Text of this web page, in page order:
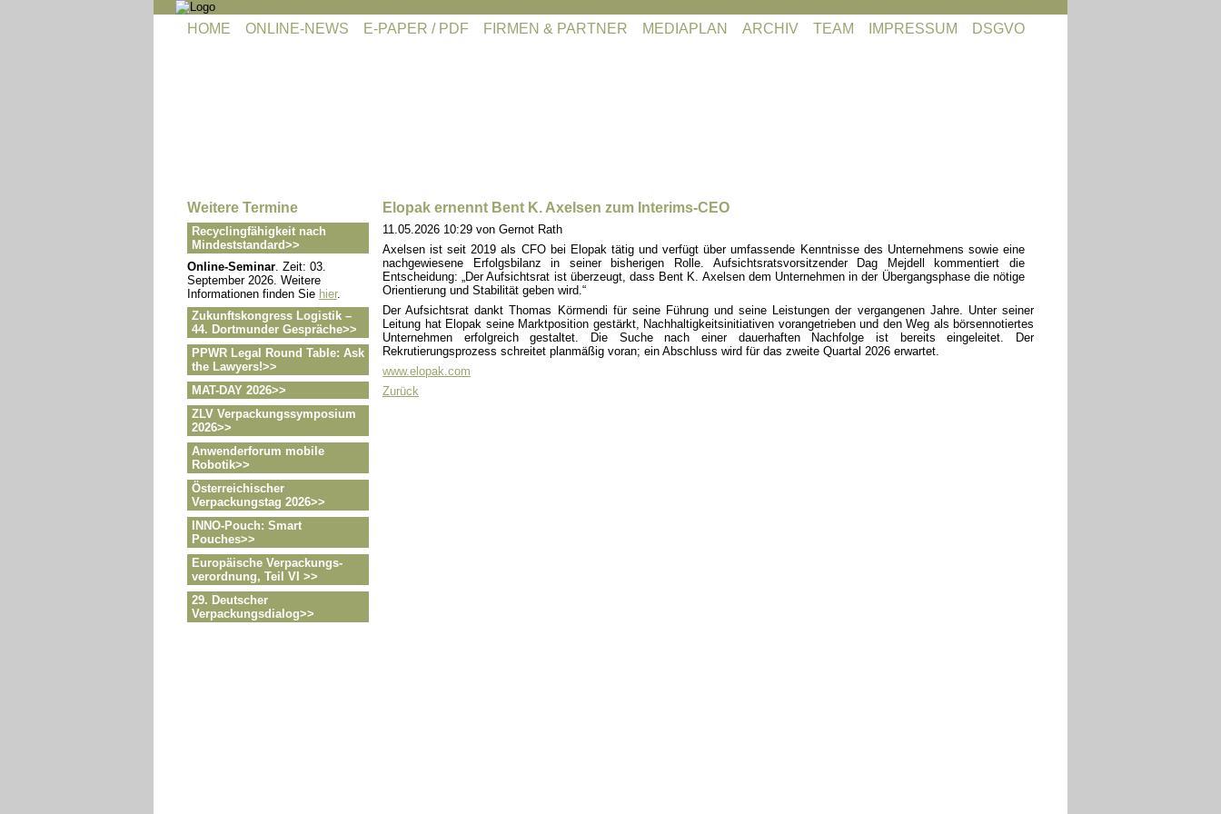
Navigation
überspringen
HOME ONLINE-NEWS E-PAPER / PDF FIRMEN & PARTNER MEDIAPLAN ARCHIV TEAM IMPRESSUM DSGVO
Elopak ernennt Bent K. Axelsen zum Interims-CEO
11.05.2026 10:29 von Gernot Rath
Axelsen ist seit 2019 als CFO bei Elopak tätig und verfügt über umfassende Kenntnisse des Unternehmens sowie eine
nachgewiesene Erfolgsbilanz in seiner bisherigen Rolle. Aufsichtsratsvorsitzender Dag Mejdell kommentiert die
Entscheidung: „Der Aufsichtsrat ist überzeugt, dass Bent K. Axelsen dem Unternehmen in der Übergangsphase die nötige
Orientierung und Stabilität geben wird.“
Der Aufsichtsrat dankt Thomas Körmendi für seine Führung und seine Leistungen der vergangenen Jahre. Unter seiner
Leitung hat Elopak seine Marktposition gestärkt, Nachhaltigkeitsinitiativen vorangetrieben und den Weg als börsennotiertes
Unternehmen erfolgreich gestaltet. Die Suche nach einer dauerhaften Nachfolge ist bereits eingeleitet. Der
Rekrutierungsprozess schreitet planmäßig voran; ein Abschluss wird für das zweite Quartal 2026 erwartet.
www.elopak.com
Zurück
Weitere Termine
Recyclingfähigkeit nach
Mindeststandard>>
Online-Seminar. Zeit: 03.
September 2026. Weitere
Informationen finden Sie hier.
Zukunftskongress Logistik –
44. Dortmunder Gespräche>>
PPWR Legal Round Table: Ask
the Lawyers!>>
MAT-DAY 2026>>
ZLV Verpackungssymposium
2026>>
Anwenderforum mobile
Robotik>>
Österreichischer
Verpackungstag 2026>>
INNO-Pouch: Smart
Pouches>>
Europäische Verpackungs-
verordnung, Teil VI >>
29. Deutscher
Verpackungsdialog>>